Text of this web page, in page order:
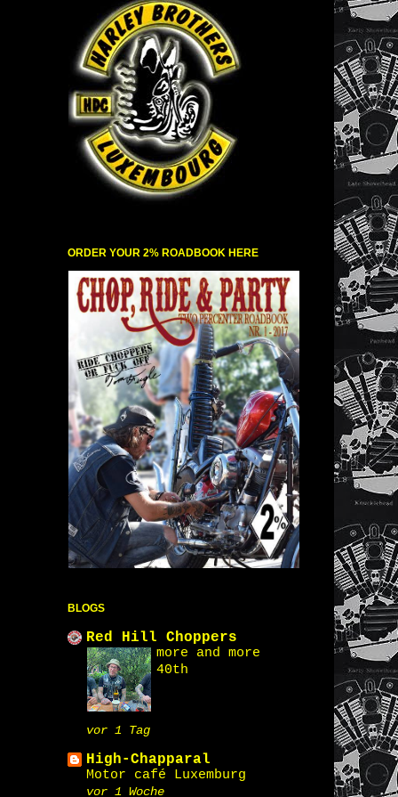
ORDER YOUR 2% ROADBOOK HERE
BLOGS
Red Hill Choppers
more and more
40th
vor 1 Tag
High-Chapparal
Motor café Luxemburg
vor 1 Woche